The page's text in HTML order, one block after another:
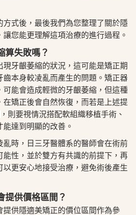
方式後，最後我們為您整理了關於隱
您能更理解這項治療的進行過程。
算失敗嗎？
現牙齦萎縮的狀況，這可能是矯正期
齒本身較凌亂而產生的問題。矯正器
可能會造成輕微的牙齦萎縮，但這種
在矯正後會自然恢復，而若是上述提
則要視情況搭配軟組織移植手術、
達到明顯的改善。
亂時，日三牙醫體系的醫師會在術前
能性，並於雙方有共識的前提下，再
以更安心地接受治療，避免術後產生
提供價格區間？
提供隱適美矯正的價位區間作為參